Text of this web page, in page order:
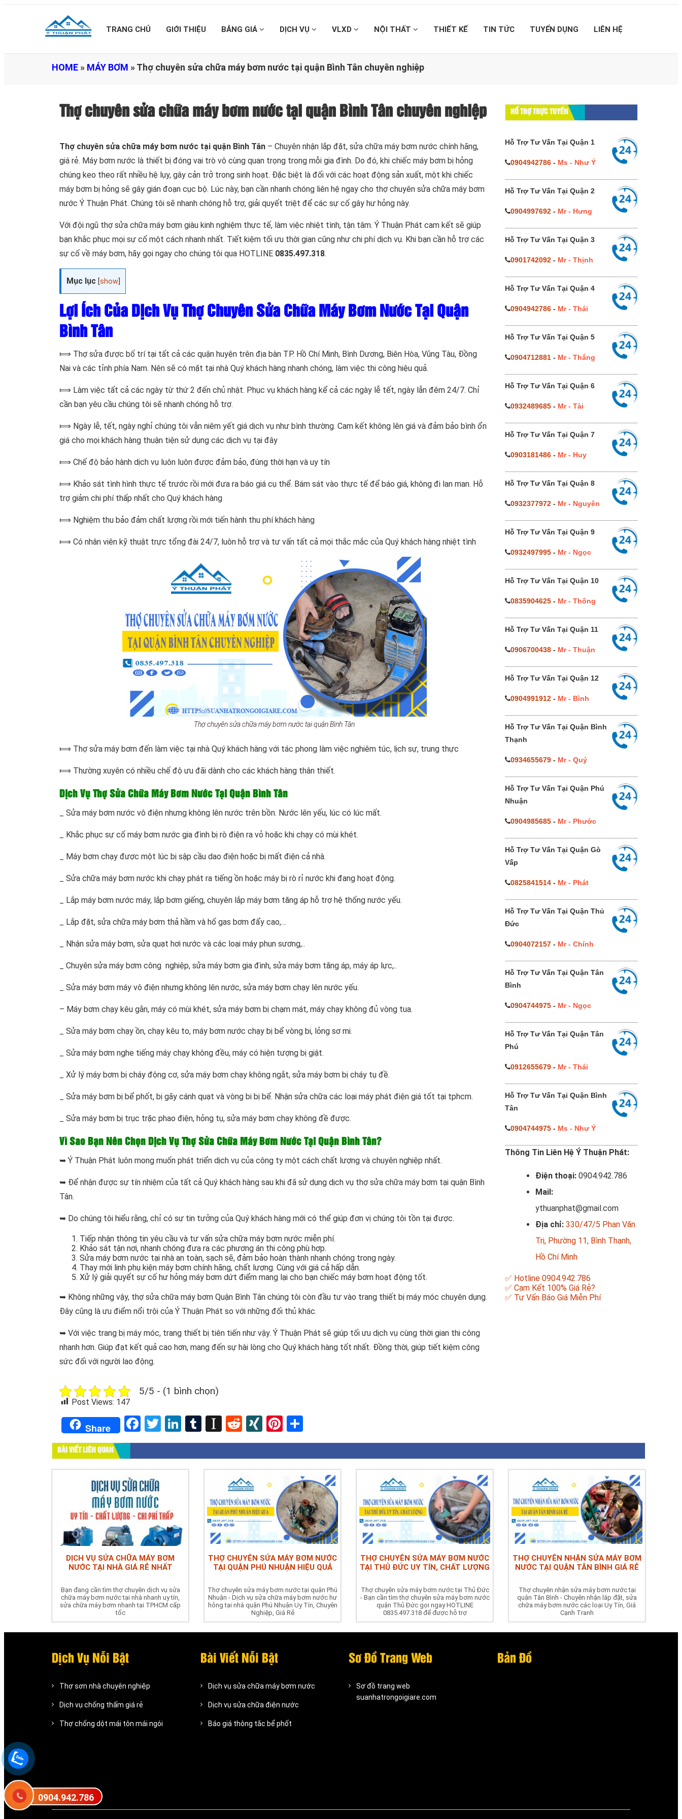
TRANG CHỦ GIỚI THIỆU BẢNG GIÁ DỊCH VỤ VLXD NỘI THẤT THIẾT KẾ TIN TỨC TUYỂN DỤNG LIÊN HỆ
HOME » MÁY BƠM »Thợ chuyên sửa chữa máy bơm nước tại quận Bình Tân chuyên nghiệp
Thợ chuyên sửa chữa máy bơm nước tại quận Bình Tân chuyên nghiệp
Thợ chuyên sửa chữa máy bơm nước tại quận Bình Tân – Chuyên nhận lắp đặt, sửa chữa máy bơm nước chính hãng,
giá rẻ. Máy bơm nước là thiết bị đóng vai trò vô cùng quan trọng trong mỗi gia đình. Do đó, khi chiếc máy bơm bị hỏng
chúng keo theo rất nhiều hệ lụy, gây cản trở trong sinh hoạt. Đặc biệt là đối với các hoạt động sản xuất, một khi chiếc
máy bơm bị hỏng sẽ gây gián đoạn cục bộ. Lúc này, bạn cần nhanh chóng liên hệ ngay cho thợ chuyên sửa chữa máy bơm
nước Ý Thuận Phát. Chúng tôi sẽ nhanh chóng hỗ trợ, giải quyết triệt để các sự cố gây hư hỏng này.
Với đội ngũ thợ sửa chữa máy bơm giàu kinh nghiệm thực tế, làm việc nhiệt tình, tận tâm. Ý Thuận Phát cam kết sẽ giúp
bạn khắc phục mọi sự cố một cách nhanh nhất. Tiết kiệm tối ưu thời gian cũng như chi phí dịch vụ. Khi bạn cần hỗ trợ các
sự cố về máy bơm, hãy gọi ngay cho chúng tôi qua HOTLINE 0835.497.318.
Mục lục [show
Lợi Ích Của Dịch Vụ Thợ Chuyên Sửa Chữa Máy Bơm Nước Tại Quận
Bình Tân
⟾ Thợ sửa được bố trí tại tất cả các quận huyện trên địa bàn TP. Hồ Chí Minh, Bình Dương, Biên Hòa, Vũng Tàu, Đồng
Nai và các tỉnh phía Nam. Nên sẽ có mặt tại nhà Quý khách hàng nhanh chóng, làm việc thi công hiệu quả.
⟾ Làm việc tất cả các ngày từ thứ 2 đến chủ nhật. Phục vụ khách hàng kể cả các ngày lễ tết, ngày lẫn đêm 24/7. Chỉ
cần bạn yêu cầu chúng tôi sẽ nhanh chóng hỗ trợ.
⟾ Ngày lễ, tết, ngày nghỉ chúng tôi vẫn niêm yết giá dịch vụ như bình thường. Cam kết không lên giá và đảm bảo bình ổn
giá cho mọi khách hàng thuận tiện sử dụng các dịch vụ tại đây
⟾ Chế độ bảo hành dịch vụ luôn luôn được đảm bảo, đúng thời hạn và uy tín
⟾ Khảo sát tình hình thực tế trước rồi mới đưa ra báo giá cụ thể. Bám sát vào thực tế để báo giá, không đi lan man. Hỗ
trợ giảm chi phí thấp nhất cho Quý khách hàng
⟾ Nghiệm thu bảo đảm chất lượng rồi mới tiến hành thu phí khách hàng
⟾ Có nhân viên kỹ thuật trực tổng đài 24/7, luôn hỗ trợ và tư vấn tất cả mọi thắc mắc của Quý khách hàng nhiệt tình
Thợ chuyên sửa chữa máy bơm nước tại quận Bình Tân
⟾ Thợ sửa máy bơm đến làm việc tại nhà Quý khách hàng với tác phong làm việc nghiêm túc, lịch sự, trung thực
⟾ Thường xuyên có nhiều chế độ ưu đãi dành cho các khách hàng thân thiết.
Dịch Vụ Thợ Sửa Chữa Máy Bơm Nước Tại Quận Bình Tân
_ Sửa máy bơm nước vô điện nhưng không lên nước trên bồn. Nước lên yếu, lúc có lúc mất.
_ Khắc phục sự cố máy bơm nước gia đình bị rò điện ra vỏ hoặc khi chạy có mùi khét.
_ Máy bơm chạy được một lúc bị sập cầu dao điện hoặc bị mất điện cả nhà.
_ Sửa chữa máy bơm nước khi chạy phát ra tiếng ồn hoặc máy bị rò rỉ nước khi đang hoạt động.
_ Lắp máy bơm nước máy, lắp bơm giếng, chuyên lắp máy bơm tăng áp hỗ trợ hệ thống nước yếu.
_ Lắp đặt, sửa chữa máy bơm thả hầm và hố gas bơm đẩy cao,…
_ Nhận sửa máy bơm, sửa quạt hơi nước và các loại máy phun sương,..
_ Chuyên sửa máy bơm công nghiệp, sửa máy bơm gia đình, sửa máy bơm tăng áp, máy áp lực,..
_ Sửa máy bơm máy vô điện nhưng không lên nước, sửa máy bơm chạy lên nước yếu.
– Máy bơm chạy kêu gằn, máy có mùi khét, sửa máy bơm bị chạm mát, máy chạy không đủ vòng tua.
_ Sửa máy bơm chạy ồn, chạy kêu to, máy bơm nước chạy bị bể vòng bi, lỏng sơ mi.
_ Sửa máy bơm nghe tiếng máy chạy không đều, máy có hiện tượng bị giật.
_ Xử lý máy bơm bị cháy động cơ, sửa máy bơm chạy không ngắt, sửa máy bơm bị cháy tụ đề.
_ Sửa máy bơm bị bể phốt, bị gãy cánh quạt và vòng bi bị bể. Nhận sửa chữa các loại máy phát điện giá tốt tại tphcm.
_ Sửa máy bơm bị trục trặc phao điện, hỏng tụ, sửa máy bơm chạy không đề được.
Vì Sao Bạn Nên Chọn Dịch Vụ Thợ Sửa Chữa Máy Bơm Nước Tại Quận Bình Tân?
➥ Ý Thuận Phát luôn mong muốn phát triển dịch vụ của công ty một cách chất lượng và chuyên nghiệp nhất.
➥ Để nhận được sự tín nhiệm của tất cả Quý khách hàng sau khi đã sử dụng dịch vụ thợ sửa chữa máy bơm tại quận Bình
Tân.
➥ Do chúng tôi hiểu rằng, chỉ có sự tin tưởng của Quý khách hàng mới có thể giúp đơn vị chúng tôi tồn tại được.
Tiếp nhận thông tin yêu cầu và tư vấn sửa chữa máy bơm nước miễn phí.
Khảo sát tận nơi, nhanh chóng đưa ra các phương án thi công phù hợp.
Sửa máy bơm nước tại nhà an toàn, sạch sẽ, đảm bảo hoàn thành nhanh chóng trong ngày.
Thay mới linh phụ kiện máy bơm chính hãng, chất lượng. Cùng với giá cả hấp dẫn.
Xử lý giải quyết sự cố hư hỏng máy bơm dứt điểm mang lại cho bạn chiếc máy bơm hoạt động tốt.
➥ Không những vậy, thợ sửa chữa máy bơm Quận Bình Tân chúng tôi còn đầu tư vào trang thiết bị máy móc chuyên dụng.
Đây cũng là ưu điểm nổi trội của Ý Thuận Phát so với những đối thủ khác.
➥ Với việc trang bị máy móc, trang thiết bị tiên tiến như vậy. Ý Thuận Phát sẽ giúp tối ưu dịch vụ cùng thời gian thi công
nhanh hơn. Giúp đạt kết quả cao hơn, mang đến sự hài lòng cho Quý khách hàng tốt nhất. Đồng thời, giúp tiết kiệm công
sức đối với người lao động.
5/5 - (1 bình chọn)
Post Views: 147
Share Facebook
TwitterLinkedIn
Tumblr
Instapaper
RedditXINGPinterest
HỔ TRỢ TRỰC TUYẾN
Hỗ Trợ Tư Vấn Tại Quận 1
0904942786- Ms - Như Ý
Hỗ Trợ Tư Vấn Tại Quận 2
0904997692- Mr - Hưng
Hỗ Trợ Tư Vấn Tại Quận 3
0901742092- Mr - Thịnh
Hỗ Trợ Tư Vấn Tại Quận 4
0904942786- Mr - Thái
Hỗ Trợ Tư Vấn Tại Quận 5
0904712881- Mr - Thắng
Hỗ Trợ Tư Vấn Tại Quận 6
0932489685- Mr - Tài
Hỗ Trợ Tư Vấn Tại Quận 7
0903181486- Mr - Huy
Hỗ Trợ Tư Vấn Tại Quận 8
0932377972- Mr - Nguyên
Hỗ Trợ Tư Vấn Tại Quận 9
0932497995- Mr - Ngọc
Hỗ Trợ Tư Vấn Tại Quận 10
0835904625- Mr - Thông
Hỗ Trợ Tư Vấn Tại Quận 11
0906700438- Mr - Thuận
Hỗ Trợ Tư Vấn Tại Quận 12
0904991912- Mr - Bình
Hỗ Trợ Tư Vấn Tại Quận Bình
Thạnh
0934655679- Mr - Quý
Hỗ Trợ Tư Vấn Tại Quận Phú
Nhuận
0904985685- Mr - Phước
Hỗ Trợ Tư Vấn Tại Quận Gò
Vấp
0825841514- Mr - Phát
Hỗ Trợ Tư Vấn Tại Quận Thủ
Đức
0904072157- Mr - Chính
Hỗ Trợ Tư Vấn Tại Quận Tân
Bình
0904744975- Mr - Ngọc
Hỗ Trợ Tư Vấn Tại Quận Tân
Phú
0912655679- Mr - Thái
Hỗ Trợ Tư Vấn Tại Quận Bình
Tân
0904744975- Ms - Như Ý
Thông Tin Liên Hệ Ý Thuận Phát:
Điện thoại: 0904.942.786
Mail:
ythuanphat@gmail.com
Địa chỉ: 330/47/5 Phan Văn
Trị, Phường 11, Bình Thạnh,
Hồ Chí Minh
✅ Hotline 0904.942.786
✅ Cam Kết 100% Giá Rẻ?
✅ Tư Vấn Báo Giá Miễn Phí
BÀI VIẾT LIÊN QUAN
DỊCH VỤ SỬA CHỮA MÁY BƠM
NƯỚC TẠI NHÀ GIÁ RẺ NHẤT
Bạn đang cần tìm thợ chuyên dịch vụ sửa
chữa máy bơm nước tại nhà nhanh uy tín,
sửa chữa máy bơm nhanh tại TPHCM cấp
tốc
THỢ CHUYÊN SỬA MÁY BƠM NƯỚC
TẠI QUẬN PHÚ NHUẬN HIỆU QUẢ
Thợ chuyên sửa máy bơm nước tại quận Phú
Nhuận - Dịch vụ sửa chữa máy bơm nước hư
hỏng tại nhà quận Phú Nhuận Uy Tín, Chuyên
Nghiệp, Giá Rẻ
THỢ CHUYÊN SỬA MÁY BƠM NƯỚC
TẠI THỦ ĐỨC UY TÍN, CHẤT LƯỢNG
Thợ chuyên sửa máy bơm nước tại Thủ Đức
- Bạn cần tìm thợ chuyên sửa máy bơm nước
quận Thủ Đức gọi ngay HOTLINE
0835.497.318 để được hỗ trợ
THỢ CHUYÊN NHẬN SỬA MÁY BƠM
NƯỚC TẠI QUẬN TÂN BÌNH GIÁ RẺ
Thợ chuyên nhận sửa máy bơm nước tại
quận Tân Bình - Chuyên nhận lắp đặt, sửa
chữa máy bơm nước các loại Uy Tín, Giá
Cạnh Tranh
Dịch Vụ Nỗi Bật
Thợ sơn nhà chuyên nghiệp
Dịch vụ chống thấm giá rẻ
Thợ chống dột mái tôn mái ngói
Bài Viết Nỗi Bật
Dịch vụ sửa chữa máy bơm nước
Dịch vụ sửa chữa điện nước
Báo giá thông tắc bể phốt
Sơ Đồ Trang Web
Sơ đồ trang web
suanhatrongoigiare.com
Bản Đồ
0904.942.786